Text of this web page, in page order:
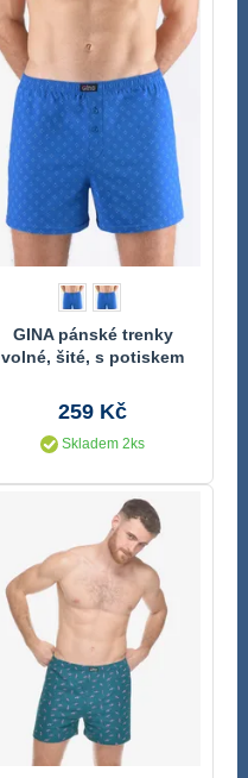
GINA pánské trenky
volné, šité, s potiskem
259 Kč
Skladem 2ks